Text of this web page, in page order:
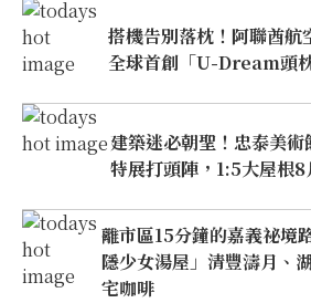
搭機告別落枕！阿聯酋航
全球首創「U-Dream頭
建築迷必朝聖！忠泰美
特展打頭陣，1:5大屋根
離市區15分鐘的嘉義祕境
隱少女湯屋」清豐濤月、
宅咖啡